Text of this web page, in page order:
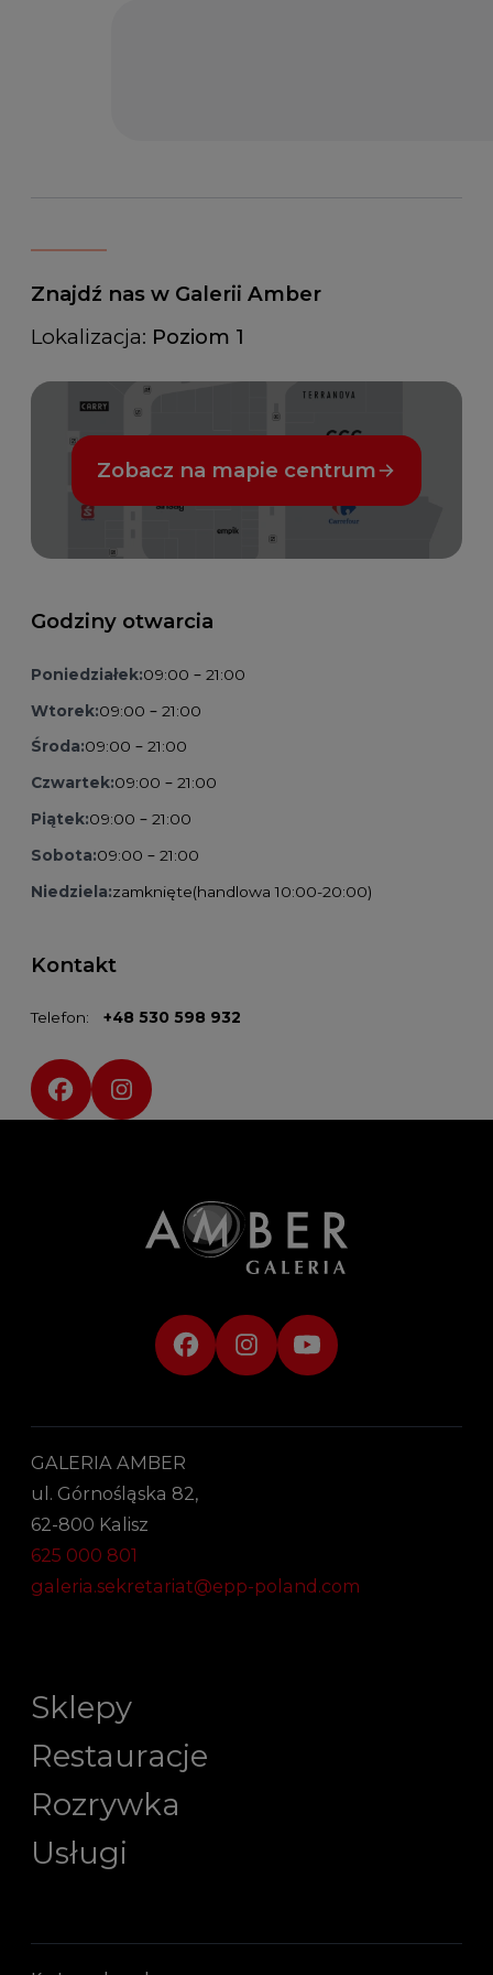
Znajdź nas w Galerii Amber
Lokalizacja: Poziom 1
Zobacz na mapie centrum
Godziny otwarcia
Poniedziałek:09:00 – 21:00
Wtorek:09:00 – 21:00
Środa:09:00 – 21:00
Czwartek:09:00 – 21:00
Piątek:09:00 – 21:00
Sobota:09:00 – 21:00
Niedziela:zamknięte(handlowa 10:00-20:00)
Kontakt
Telefon: +48 530 598 932
Social media:
GALERIA AMBER
ul. Górnośląska 82,
62-800 Kalisz
625 000 801
galeria.sekretariat@epp-poland.com
Sklepy
Restauracje
Rozrywka
Usługi